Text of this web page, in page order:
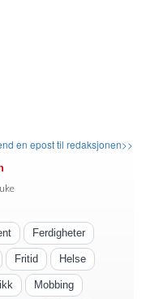
en epost til redaksjonen>>
Ferdigheter
Fritid Helse
Mobbing